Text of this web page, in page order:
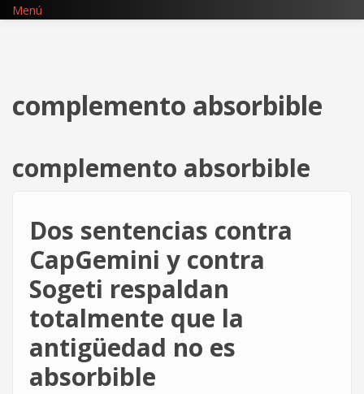
Pasar
Menú
complemento absorbible
complemento absorbible
Dos sentencias contra
CapGemini y contra
Sogeti respaldan
totalmente que la
antigüedad no es
absorbible